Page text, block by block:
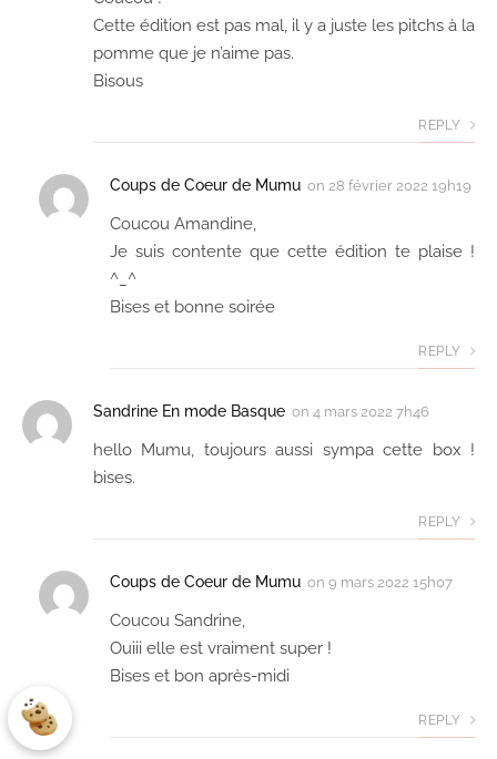
Cette édition est pas mal, il y a juste les pitchs à la
pomme que je n’aime pas.
Bisous
REPLY
Coups de Coeur de Mumu on 28 février 2022 19h19
Coucou Amandine,
Je suis contente que cette édition te plaise !
^_^
Bises et bonne soirée
REPLY
Sandrine En mode Basque on 4 mars 2022 7h46
hello Mumu, toujours aussi sympa cette box !
bises.
REPLY
Coups de Coeur de Mumu on 9 mars 2022 15h07
Coucou Sandrine,
Ouiii elle est vraiment super !
Bises et bon après-midi
REPLY